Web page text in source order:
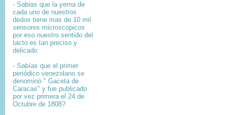
- Sabias que la yema de
cada uno de nuestros
dedos tiene mas de 10 mil
sensores microscopicos
por eso nuestro sentido del
tacto es tan preciso y
delicado
- Sabías que el primer
periódico venezolano se
denominó " Gaceta de
Caracas" y fue publicado
por vez primera el 24 de
Octubre de 1808?